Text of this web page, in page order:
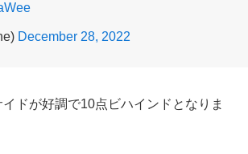
December 28, 2022
ドが好調で10点ビハインドとなりま